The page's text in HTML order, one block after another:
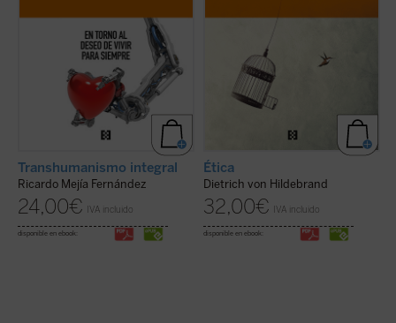
Transhumanismo integral
Ricardo Mejía Fernández
24,00€ IVA incluido
disponible en ebook:
Ética
Dietrich von Hildebrand
32,00€ IVA incluido
disponible en ebook: